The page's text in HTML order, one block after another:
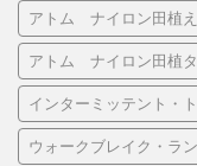
アトム ナイロン田植
アトム ナイロン田植
インターミッテント・
ウォークブレイク・ラ